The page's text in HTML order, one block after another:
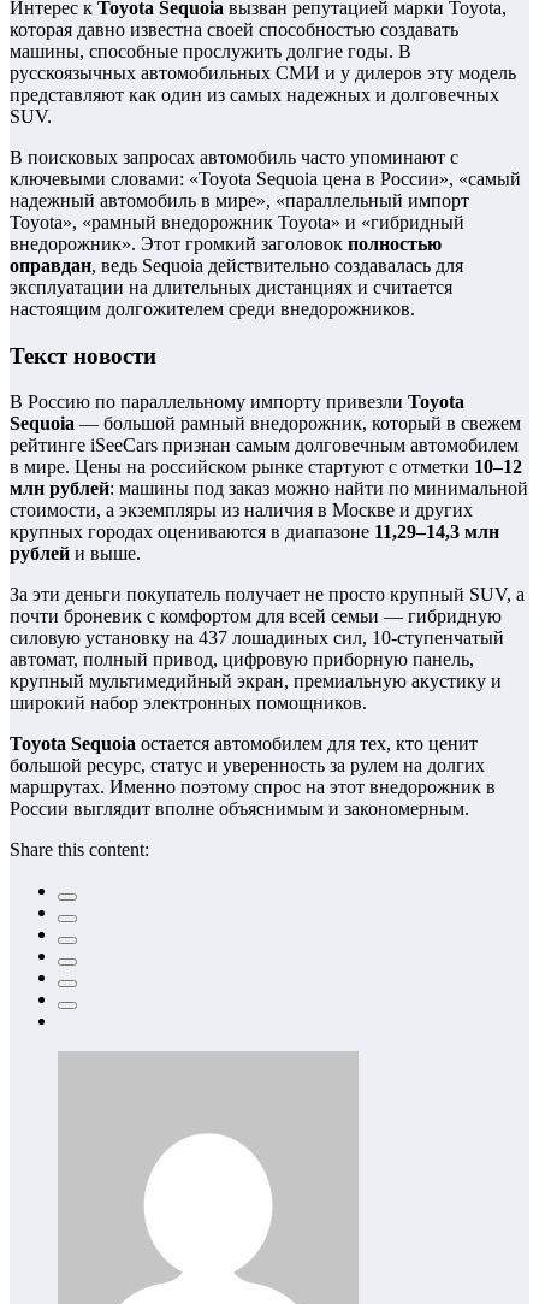
Интерес к Toyota Sequoia вызван репутацией марки Toyota,
которая давно известна своей способностью создавать
машины, способные прослужить долгие годы. В
русскоязычных автомобильных СМИ и у дилеров эту модель
представляют как один из самых надежных и долговечных
SUV.
В поисковых запросах автомобиль часто упоминают с
ключевыми словами: «Toyota Sequoia цена в России», «самый
надежный автомобиль в мире», «параллельный импорт
Toyota», «рамный внедорожник Toyota» и «гибридный
внедорожник». Этот громкий заголовок полностью
оправдан, ведь Sequoia действительно создавалась для
эксплуатации на длительных дистанциях и считается
настоящим долгожителем среди внедорожников.
Текст новости
В Россию по параллельному импорту привезли Toyota
Sequoia — большой рамный внедорожник, который в свежем
рейтинге iSeeCars признан самым долговечным автомобилем
в мире. Цены на российском рынке стартуют с отметки 10–12
млн рублей: машины под заказ можно найти по минимальной
стоимости, а экземпляры из наличия в Москве и других
крупных городах оцениваются в диапазоне 11,29–14,3 млн
рублей и выше.
За эти деньги покупатель получает не просто крупный SUV, а
почти броневик с комфортом для всей семьи — гибридную
силовую установку на 437 лошадиных сил, 10-ступенчатый
автомат, полный привод, цифровую приборную панель,
крупный мультимедийный экран, премиальную акустику и
широкий набор электронных помощников.
Toyota Sequoia остается автомобилем для тех, кто ценит
большой ресурс, статус и уверенность за рулем на долгих
маршрутах. Именно поэтому спрос на этот внедорожник в
России выглядит вполне объяснимым и закономерным.
Share this content: